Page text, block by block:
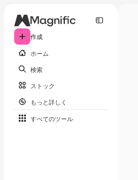
作成
ホーム
検索
ストック
もっと詳しく
すべてのツール